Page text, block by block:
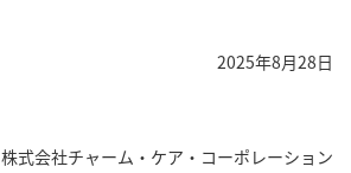
2025年8月28日
株式会社チャーム・ケア・コーポレーション